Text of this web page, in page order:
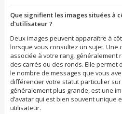
Que signifient les images situées à
d’utilisateur ?
Deux images peuvent apparaître à
lorsque vous consultez un sujet. Une
associée à votre rang,
des carrés ou des ronds. Elle permet
le nombre de messages que vous
différencier votre statut particulier sur
généralement plus grande, est une
d’avatar qui est bien souvent unique
utilisateur.